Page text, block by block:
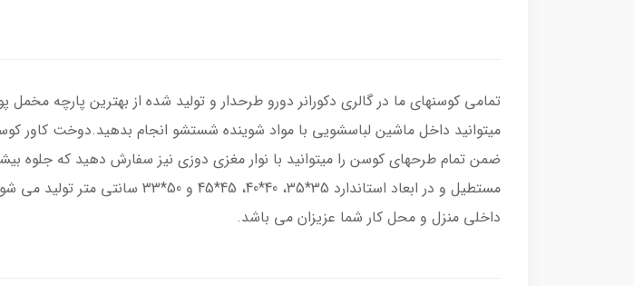
تمامی کوسنهای ما در گالری دکورانر دورو طرحدار و تولید شده از بهترین پارچه
میتوانید داخل ماشین لباسشویی با مواد شوینده شستشو انجام بدهید.دوخت کاور
ضمن تمام طرحهای کوسن را میتوانید با نوار مغزی دوزی نیز سفارش دهید که جلوه
مستطیل و در ابعاد استاندارد
داخلی منزل و محل کار شما عزیزان می باشد.